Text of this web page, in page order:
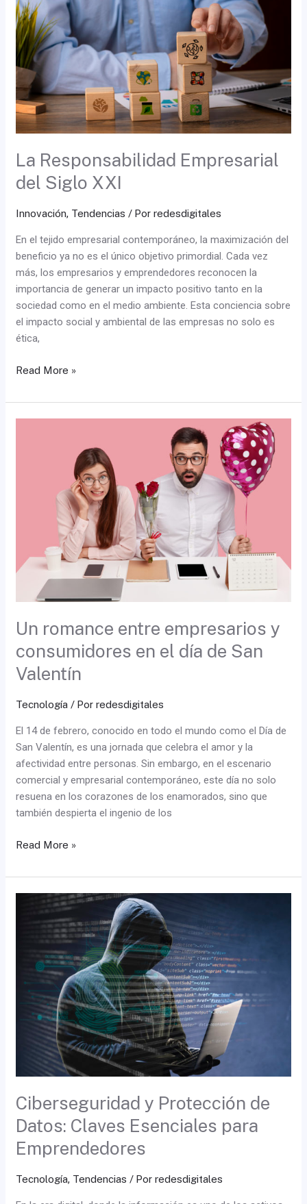
La Responsabilidad Empresarial
del Siglo XXI
Innovación, Tendencias / Porredesdigitales
En el tejido empresarial contemporáneo, la maximización del
beneficio ya no es el único objetivo primordial. Cada vez
más, los empresarios y emprendedores reconocen la
importancia de generar un impacto positivo tanto en la
sociedad como en el medio ambiente. Esta conciencia sobre
el impacto social y ambiental de las empresas no solo es
ética,
del
Siglo
XXI
Read More »
Un romance entre empresarios y
consumidores en el día de San
Valentín
Tecnología / Porredesdigitales
El 14 de febrero, conocido en todo el mundo como el Día de
San Valentín, es una jornada que celebra el amor y la
afectividad entre personas. Sin embargo, en el escenario
comercial y empresarial contemporáneo, este día no solo
resuena en los corazones de los enamorados, sino que
también despierta el ingenio de los
empresarios
consumidores
día
de
Read More »
Ciberseguridad y Protección de
Datos: Claves Esenciales para
Emprendedores
Tecnología, Tendencias / Porredesdigitales
Ciberseguridad
Protección
Datos:
Claves
Esenciales
para
Emprendedores